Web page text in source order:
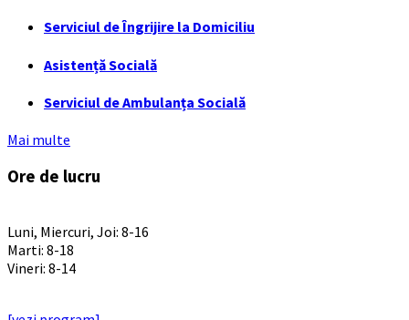
Serviciul de Îngrijire la Domiciliu
Asistență Socială
Serviciul de Ambulanța Socială
Mai multe
Ore de lucru
Luni, Miercuri, Joi: 8-16
Marti: 8-18
Vineri: 8-14